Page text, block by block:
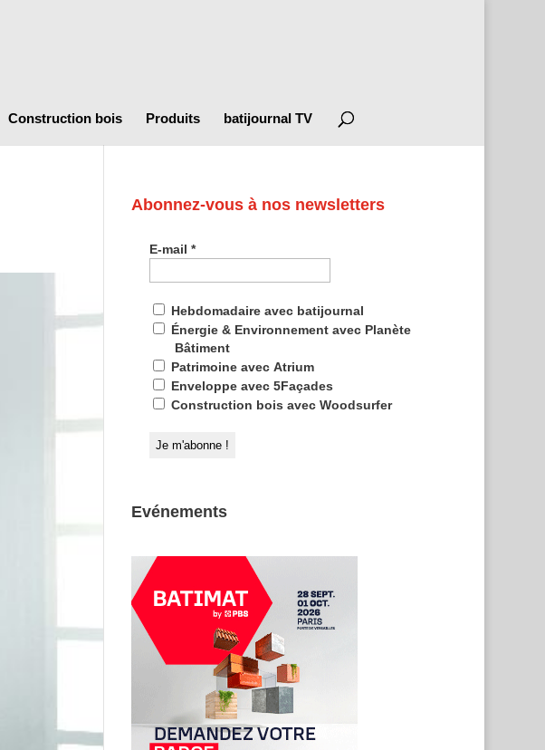
Construction bois Produits batijournal TV
Abonnez-vous à nos newsletters
E-mail*
Hebdomadaire avec batijournal
Énergie & Environnement avec Planète
Bâtiment
Patrimoine avec Atrium
Enveloppe avec 5Façades
Construction bois avec Woodsurfer
Evénements